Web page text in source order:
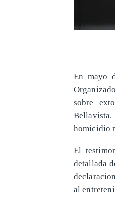
En mayo
sobre
homicidio
El
detallada
al